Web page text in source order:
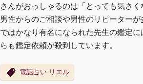
さんがおっしゃるのは「とっても気さ
男性からのご相談や男性のリピーター
ではかなり有名になられた先生の鑑定
らも鑑定依頼が殺到しています。
電話占い リエル